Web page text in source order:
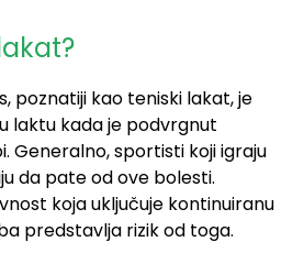
poznatiji kao teniski lakat, je
laktu kada je podvrgnut
Generalno, sportisti koji igraju
da pate od ove bolesti.
koja uključuje kontinuiranu
predstavlja rizik od toga.